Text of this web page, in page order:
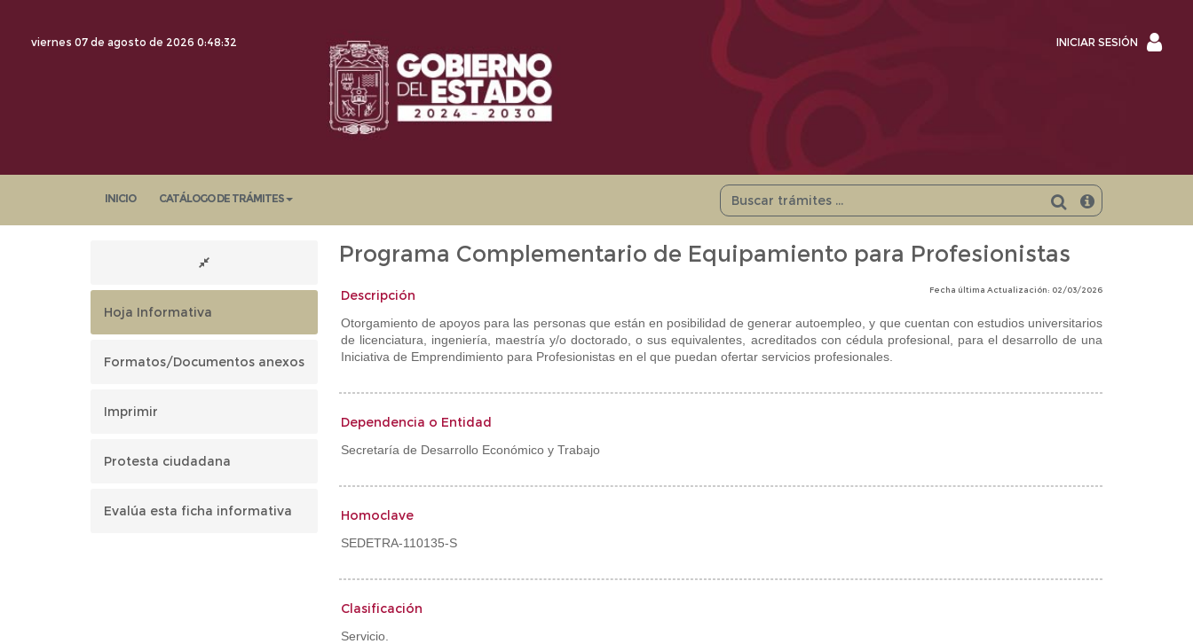
viernes 07 de agosto de 2026 0:48:33 INICIAR SESIÓN
INICIO CATÁLOGO DE TRÁMITES
Hoja Informativa
Formatos/Documentos anexos
Imprimir
Protesta ciudadana
Evalúa esta ficha informativa
Programa Complementario de Equipamiento para Profesionistas
Fecha última Actualización: 02/03/2026
Descripción
Otorgamiento de apoyos para las personas que están en posibilidad de generar autoempleo, y que cuentan con estudios universitarios
de licenciatura, ingeniería, maestría y/o doctorado, o sus equivalentes, acreditados con cédula profesional, para el desarrollo de una
Iniciativa de Emprendimiento para Profesionistas en el que puedan ofertar servicios profesionales.
Dependencia o Entidad
Secretaría de Desarrollo Económico y Trabajo
Homoclave
SEDETRA-110135-S
Clasificación
Servicio.